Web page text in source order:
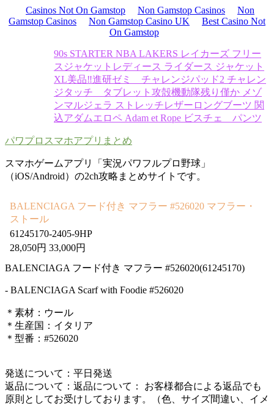
Casinos Not On Gamstop Non Gamstop Casinos
Non
Gamstop Casinos
Non Gamstop Casino UK
Best Casino Not
On Gamstop
90s STARTER NBA LAKERS レイカーズ フリー
スジャケット レディース ライダース ジャケット
XL美品‼️進研ゼミ チャレンジパッド2 チャレン
ジタッチ タブレット 攻殻機動隊残り僅か メゾ
ンマルジェラ ストレッチレザーロングブーツ 関
込アダムエロペ Adam et Rope ビスチェ パンツ
パワプロスマホアプリまとめ
スマホゲームアプリ「実況パワフルプロ野球」
（iOS/Android）の2ch攻略まとめサイトです。
BALENCIAGA フード付き マフラー #526020 マフラー・
ストール
61245170-2405-9HP
28,050円 33,000円
BALENCIAGA フード付き マフラー #526020(61245170)
- BALENCIAGA Scarf with Foodie #526020
＊素材：ウール
＊生産国：イタリア
＊型番：#526020
発送について：平日発送
返品について：返品について： お客様都合による返品でも
原則としてお受けしております。（色、サイズ間違い、イメ